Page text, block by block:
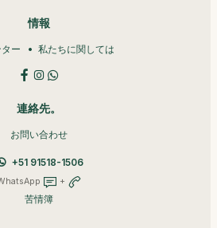
情報
ー 私たちに関しては
連絡先。
お問い合わせ
+51 91518-1506
+
苦情簿